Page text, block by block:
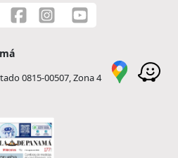
0815-00507, Zona 4